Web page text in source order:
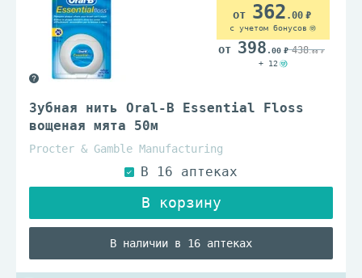
Зубная нить Oral-B Essential Floss
вощеная мята 50м
Procter & Gamble Manufacturing
В наличии в 16 аптеках
362 .00
с учетом бонусов
398 .00 438.00
+ 12